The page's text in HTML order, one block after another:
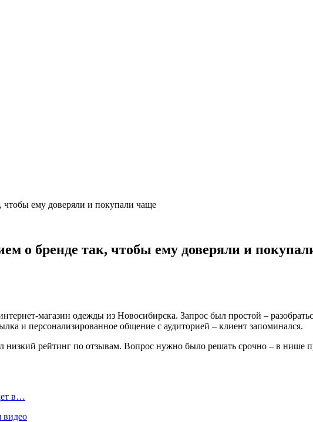
ему доверяли и покупали чаще
о бренде так, чтобы ему доверяли и
магазин одежды из Новосибирска. Запрос был простой –
и персонализированное общение с аудиторией – клиент запоминался.
рейтинг по отзывам. Вопрос нужно было решать срочно – в нише
в…
видео